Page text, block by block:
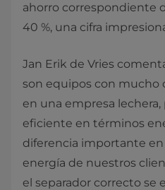
ahorro correspondiente
40 %, una cifra
Jan Erik de Vries
son equipos con mucho
en una empresa
eficiente en términos
diferencia importante
energía de nuestros
el separador correcto se